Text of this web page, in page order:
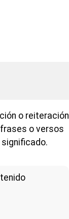
o reiteración
o versos